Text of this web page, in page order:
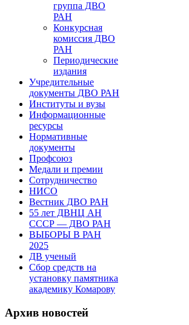
группа ДВО
РАН
Конкурсная
комиссия ДВО
РАН
Периодические
издания
Учредительные
документы ДВО РАН
Институты и вузы
Информационные
ресурсы
Нормативные
документы
Профсоюз
Медали и премии
Сотрудничество
НИСО
Вестник ДВО РАН
55 лет ДВНЦ АН
СССР — ДВО РАН
ВЫБОРЫ В РАН
2025
ДВ ученый
Сбор средств на
установку памятника
академику Комарову
Архив новостей